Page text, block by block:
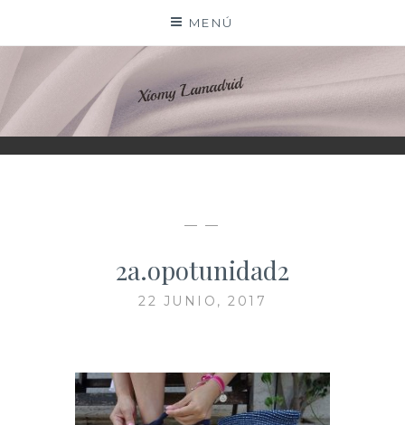
contenido
MENÚ
XIOMY LAMADRID
— —
2a.opotunidad2
22 JUNIO, 2017